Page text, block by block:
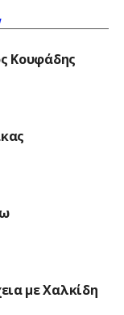
Κουφάδης
με Χαλκίδη